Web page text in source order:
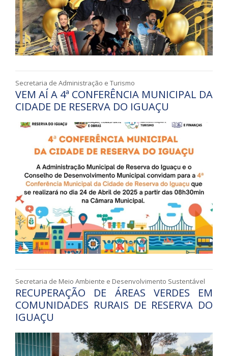
Secretaria de Administração e Turismo
VEM AÍ A 4ª CONFERÊNCIA MUNICIPAL DA
CIDADE DE RESERVA DO IGUAÇU
Secretaria de Meio Ambiente e Desenvolvimento Sustentável
RECUPERAÇÃO DE ÁREAS VERDES EM
COMUNIDADES RURAIS DE RESERVA DO
IGUAÇU